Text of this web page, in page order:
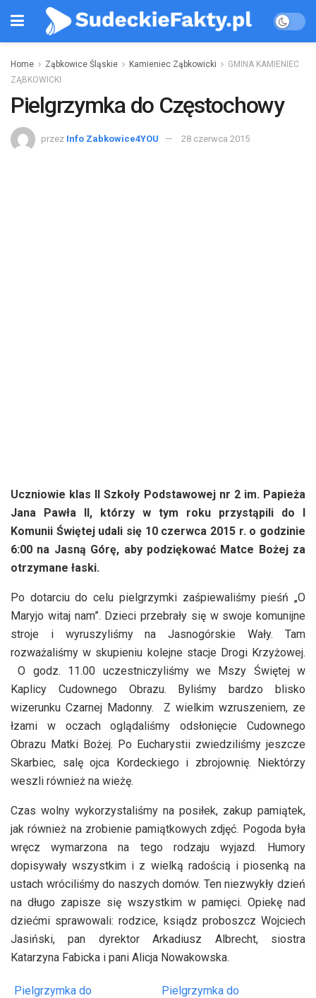
Home Ząbkowice Śląskie Kamieniec Ząbkowicki
GMINA KAMIENIEC
ZĄBKOWICKI
Pielgrzymka do Częstochowy
przez Info Zabkowice4YOU 28 czerwca 2015
Uczniowie klas II Szkoły Podstawowej nr 2 im. Papieża
Jana Pawła II, którzy w tym roku przystąpili do I
Komunii Świętej udali się 10 czerwca 2015 r. o godzinie
6:00 na Jasną Górę, aby podziękować Matce Bożej za
otrzymane łaski.
Po dotarciu do celu pielgrzymki zaśpiewaliśmy pieśń „O
Maryjo witaj nam”. Dzieci przebrały się w swoje komunijne
stroje i wyruszyliśmy na Jasnogórskie Wały. Tam
rozważaliśmy w skupieniu kolejne stacje Drogi Krzyżowej.
O godz. 11.00 uczestniczyliśmy we Mszy Świętej w
Kaplicy Cudownego Obrazu. Byliśmy bardzo blisko
wizerunku Czarnej Madonny. Z wielkim wzruszeniem, ze
łzami w oczach oglądaliśmy odsłonięcie Cudownego
Obrazu Matki Bożej. Po Eucharystii zwiedziliśmy jeszcze
Skarbiec, salę ojca Kordeckiego i zbrojownię. Niektórzy
weszli również na wieżę.
Czas wolny wykorzystaliśmy na posiłek, zakup pamiątek,
jak również na zrobienie pamiątkowych zdjęć. Pogoda była
wręcz wymarzona na tego rodzaju wyjazd. Humory
dopisywały wszystkim i z wielką radością i piosenką na
ustach wróciliśmy do naszych domów. Ten niezwykły dzień
na długo zapisze się wszystkim w pamięci. Opiekę nad
dziećmi sprawowali: rodzice, ksiądz proboszcz Wojciech
Jasiński, pan dyrektor Arkadiusz Albrecht, siostra
Katarzyna Fabicka i pani Alicja Nowakowska.
Pielgrzymka do
Pielgrzymka do